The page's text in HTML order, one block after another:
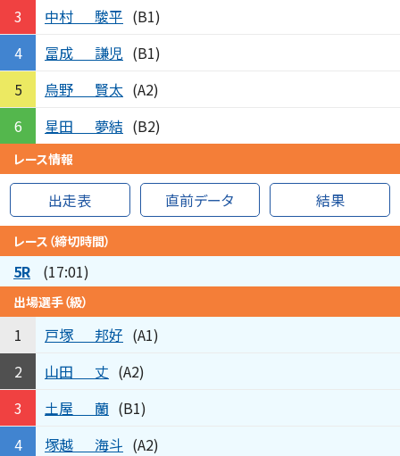
3
中村 駿平 (B1)
4
冨成 謙児 (B1)
5
烏野 賢太 (A2)
6
星田 夢結 (B2)
レース情報
出走表 直前データ 結果
レース（締切時間）
5R (17:01)
出場選手（級）
1 戸塚 邦好 (A1)
2
山田 丈 (A2)
3
土屋 蘭 (B1)
4
塚越 海斗 (A2)